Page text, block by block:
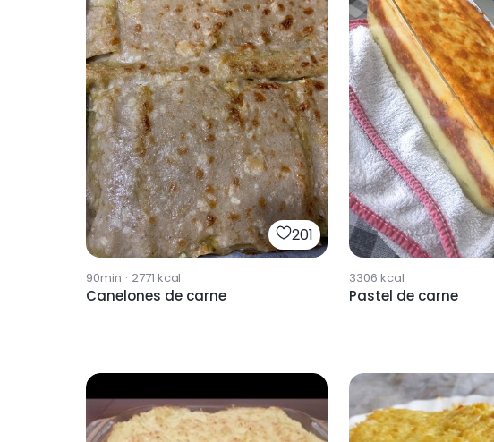
201
90min · 2771 kcal
Canelones de carne
3306 kcal
Pastel de carne